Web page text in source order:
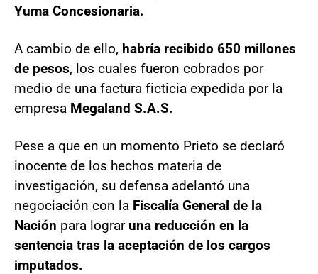
Yuma Concesionaria.
A cambio de ello, habría recibido 650 millones
de pesos, los cuales fueron cobrados por
medio de una factura ficticia expedida por la
empresa Megaland S.A.S.
Pese a que en un momento Prieto se declaró
inocente de los hechos materia de
investigación, su defensa adelantó una
negociación con la Fiscalía General de la
Nación para lograr una reducción en la
sentencia tras la aceptación de los cargos
imputados.